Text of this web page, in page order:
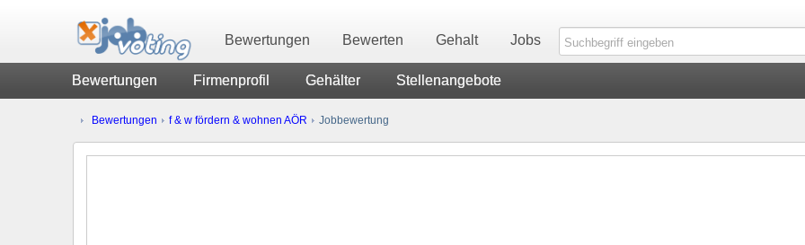
Bewertungen Bewerten Gehalt Jobs
Bewertungen Firmenprofil Gehälter Stellenangebote
Bewertungen f & w fördern & wohnen AÖR Jobbewertung